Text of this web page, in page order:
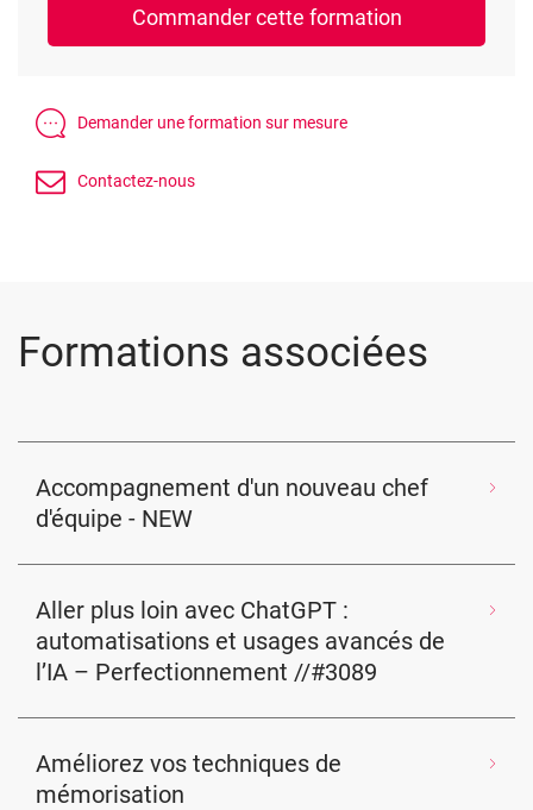
Formations associées
Accompagnement d'un nouveau chef
d'équipe - NEW
Aller plus loin avec ChatGPT :
automatisations et usages avancés de
l’IA – Perfectionnement //#3089
Améliorez vos techniques de
mémorisation